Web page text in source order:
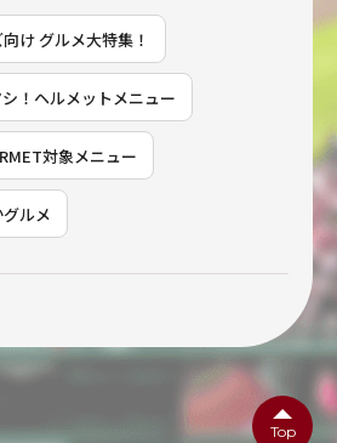
け グルメ大特集！
！ヘルメットメニュー
対象メニュー
ルメ
Top